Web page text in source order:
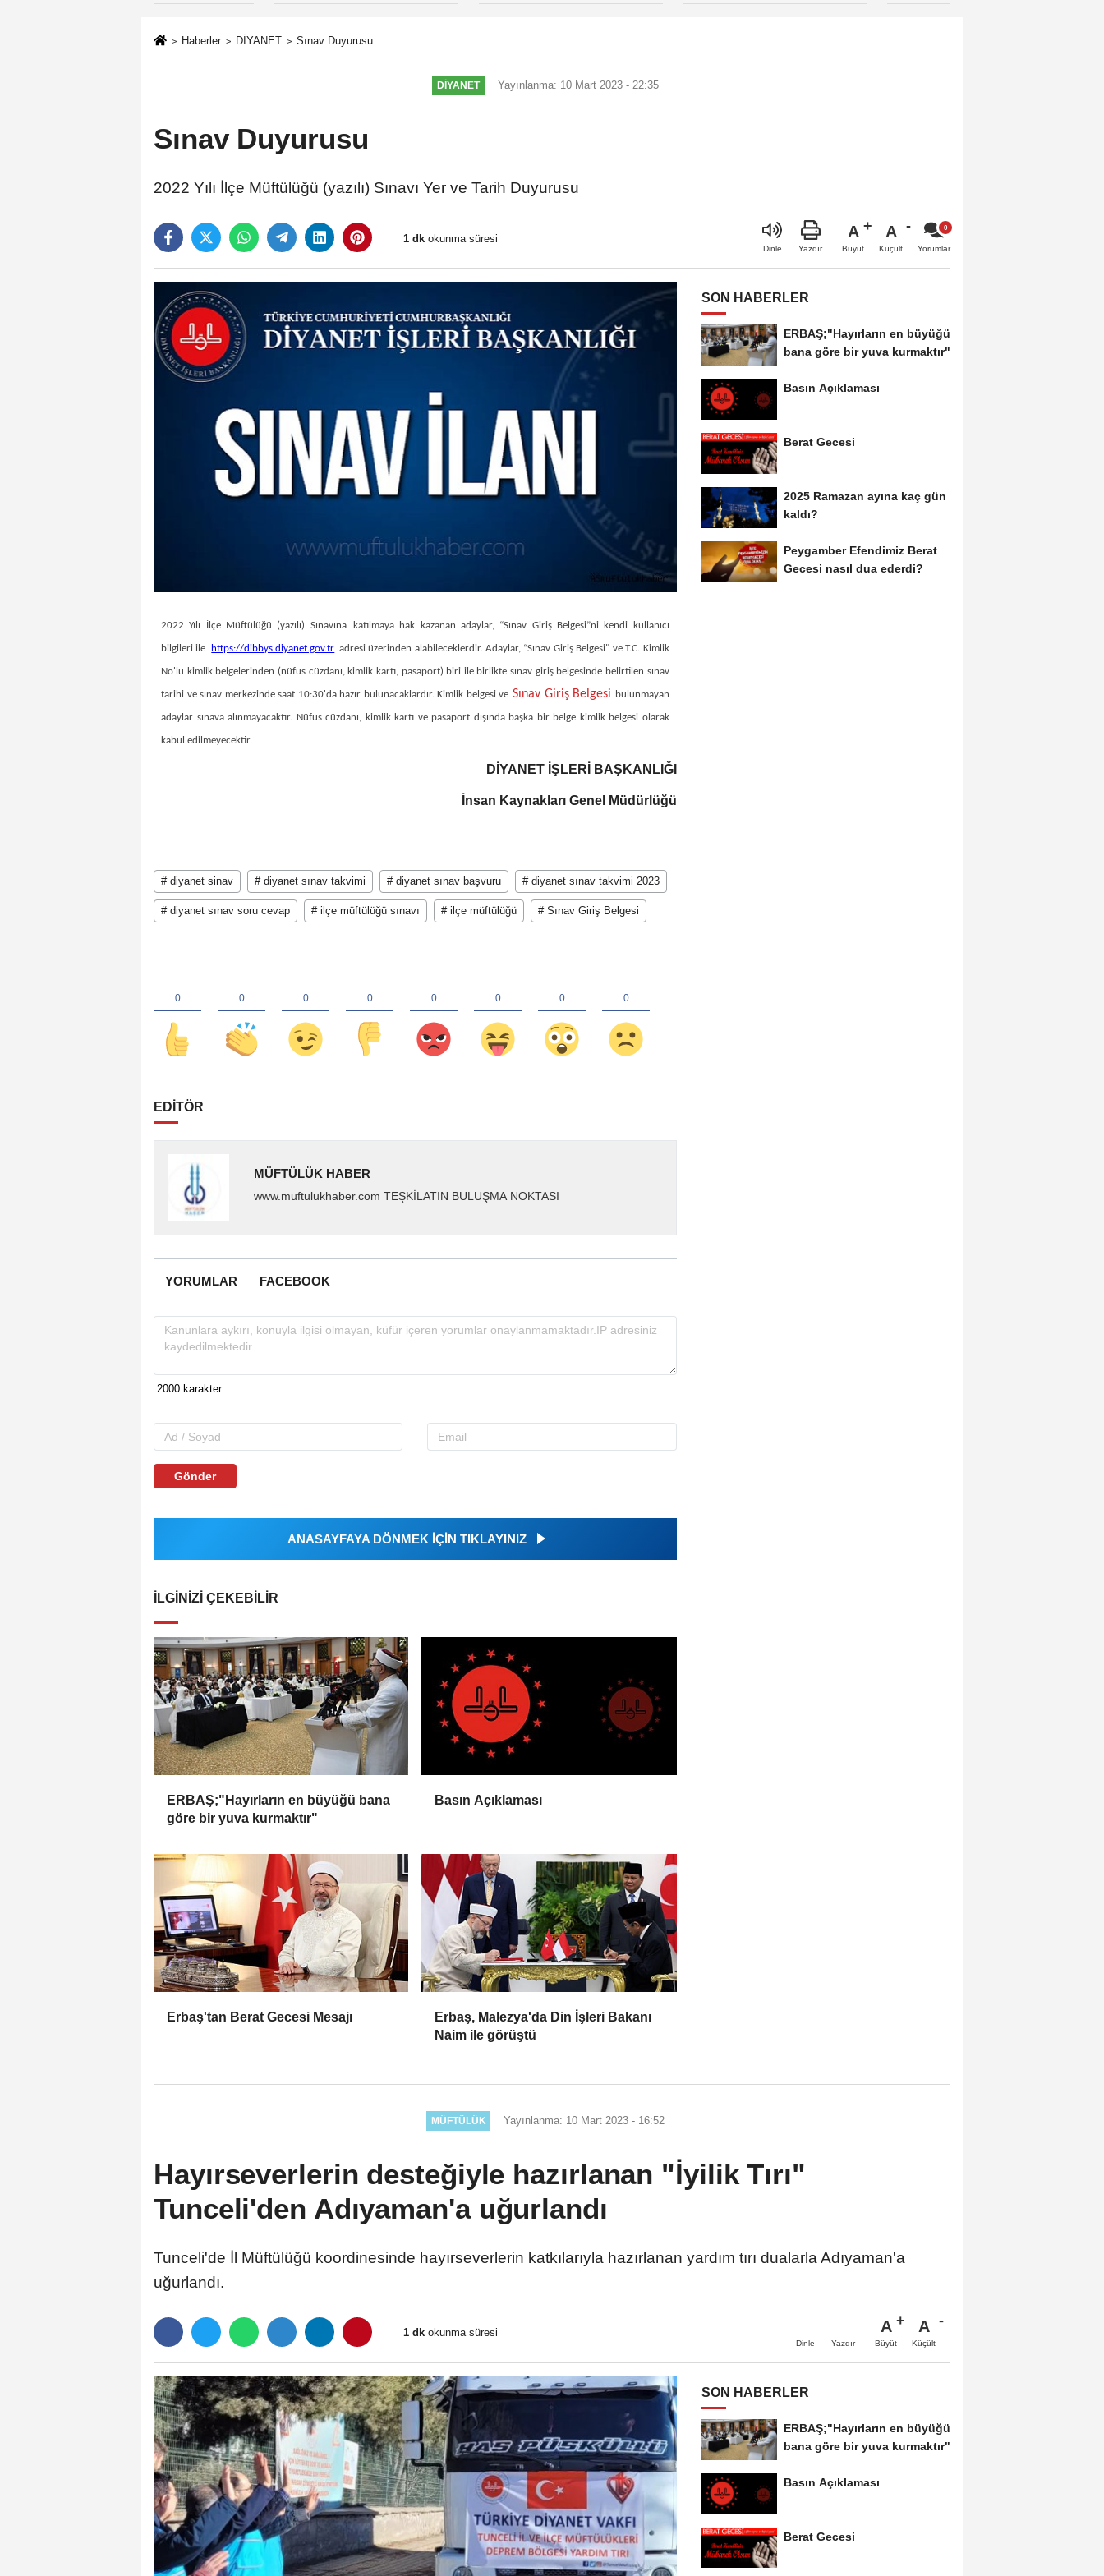
Haberler DİYANET Sınav Duyurusu
DİYANET Yayınlanma: 10 Mart 2023 - 22:35
Sınav Duyurusu
2022 Yılı İlçe Müftülüğü (yazılı) Sınavı​ Yer ve Tarih Duyurusu
1 dk okunma süresi
Dinle Yazdır
A
Büyüt
A
Küçült Yorumlar
​2022 Yılı İlçe Müftülüğü (yazılı) Sınavı​na katılmaya hak kazanan adaylar, “Sınav Giriş Belgesi”ni kendi kullanıcı
bilgileri ile https://dibbys.diyanet.gov.tr adresi üzerinden alabileceklerd​ir. Adaylar, “Sınav Giriş Belgesi" ve T.C. Kimlik
No'lu kimlik belgelerinden (nüfus cüzdanı, kimlik kartı, pasaport) biri ile birlikte sınav giriş belgesinde belirtilen sınav
tarihi ve sınav merkezinde saat 10:30'da hazır bulunacaklardır. Kimlik belgesi ve Sınav Giriş Belgesi bulunmayan
adaylar sınava alınmayacaktır. Nüfus cüzdanı, kimlik kartı ve pasaport dışında başka bir belge kimlik belgesi olarak
kabul edilmeyecektir.
DİYANET İŞLERİ BAŞKANLIĞI
İnsan Kaynakları Genel Müdürlüğü
# diyanet sinav # diyanet sınav takvimi # diyanet sınav başvuru # diyanet sınav takvimi 2023
# diyanet sınav soru cevap # ilçe müftülüğü sınavı # ilçe müftülüğü # Sınav Giriş Belgesi
EDİTÖR
MÜFTÜLÜK HABER
www.muftulukhaber.com TEŞKİLATIN BULUŞMA NOKTASI
YORUMLAR FACEBOOK
Gönder
ANASAYFAYA DÖNMEK İÇİN TIKLAYINIZ
İLGINIZI ÇEKEBILIR
ERBAŞ;"Hayırların en büyüğü bana
göre bir yuva kurmaktır"
Basın Açıklaması
Erbaş'tan Berat Gecesi Mesajı
Erbaş, Malezya'da Din İşleri Bakanı
Naim ile görüştü
SON HABERLER
ERBAŞ;"Hayırların en büyüğü
bana göre bir yuva kurmaktır"
Basın Açıklaması
Berat Gecesi
2025 Ramazan ayına kaç gün
kaldı?
Peygamber Efendimiz Berat
Gecesi nasıl dua ederdi?
MÜFTÜLÜK Yayınlanma: 10 Mart 2023 - 16:52
Hayırseverlerin desteğiyle hazırlanan "İyilik Tırı"
Tunceli'den Adıyaman'a uğurlandı
Tunceli'de İl Müftülüğü koordinesinde hayırseverlerin katkılarıyla hazırlanan yardım tırı dualarla Adıyaman'a
uğurlandı.
1 dk okunma süresi
Dinle Yazdır
A
Büyüt
A
Küçült
SON HABERLER
ERBAŞ;"Hayırların en büyüğü
bana göre bir yuva kurmaktır"
Basın Açıklaması
Berat Gecesi